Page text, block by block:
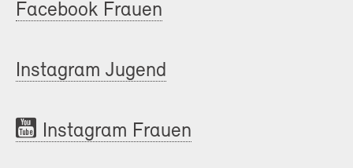
Facebook Frauen
Instagram Jugend
Instagram Frauen